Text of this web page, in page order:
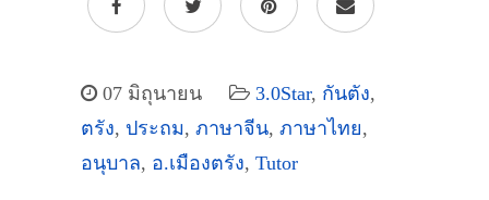
07 มิถุนายน 3.0Star, กันตัง,
ตรัง, ประถม, ภาษาจีน, ภาษาไทย,
อนุบาล, อ.เมืองตรัง, Tutor